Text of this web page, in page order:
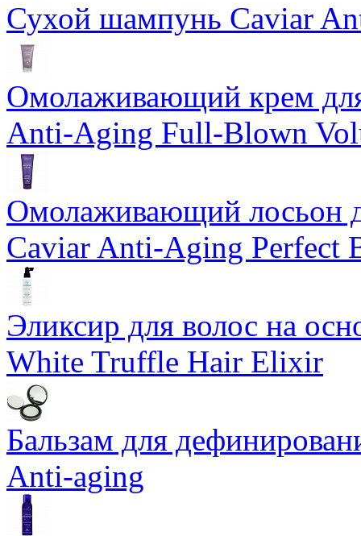
Сухой шампунь Caviar
Омолаживающий крем
Anti-Aging Full-Blown
Омолаживающий лосьон
Caviar Anti-Aging Perfect
Эликсир для волос на
White Truffle Hair Elixir
Бальзам для
Anti-aging